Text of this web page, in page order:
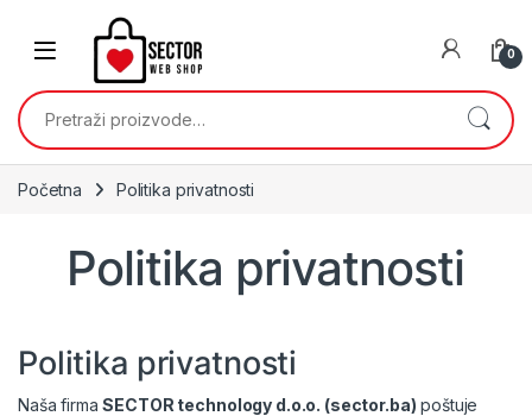
Skip to navigation
0
Pretraži:
Početna Politika privatnosti
Politika privatnosti
Politika privatnosti
Naša firmaSECTOR technology d.o.o. (sector.ba) poštuje